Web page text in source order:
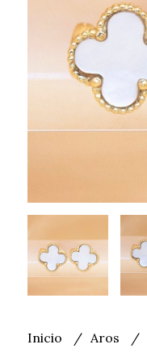
Inicio Aros